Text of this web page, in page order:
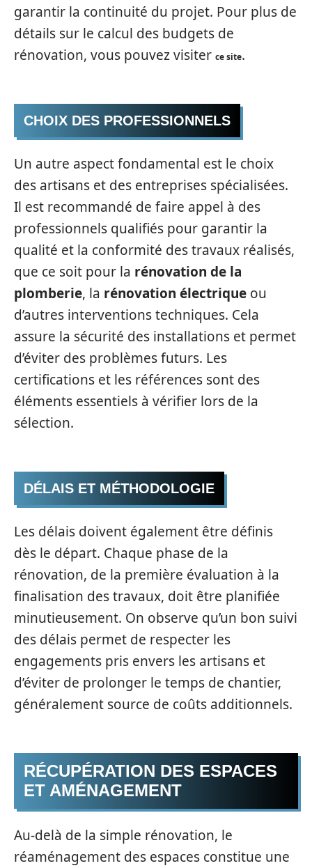
garantir la continuité du projet. Pour plus de
détails sur le calcul des budgets de
rénovation, vous pouvez visiter ce site.
CHOIX DES PROFESSIONNELS
Un autre aspect fondamental est le choix
des artisans et des entreprises spécialisées.
Il est recommandé de faire appel à des
professionnels qualifiés pour garantir la
qualité et la conformité des travaux réalisés,
que ce soit pour la rénovation de la
plomberie, la rénovation électrique ou
d’autres interventions techniques. Cela
assure la sécurité des installations et permet
d’éviter des problèmes futurs. Les
certifications et les références sont des
éléments essentiels à vérifier lors de la
sélection.
DÉLAIS ET MÉTHODOLOGIE
Les délais doivent également être définis
dès le départ. Chaque phase de la
rénovation, de la première évaluation à la
finalisation des travaux, doit être planifiée
minutieusement. On observe qu’un bon suivi
des délais permet de respecter les
engagements pris envers les artisans et
d’éviter de prolonger le temps de chantier,
généralement source de coûts additionnels.
RÉCUPÉRATION DES ESPACES
ET AMÉNAGEMENT
Au-delà de la simple rénovation, le
réaménagement des espaces constitue une